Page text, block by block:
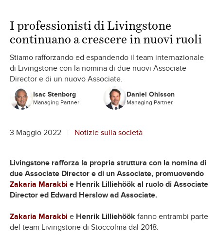
I professionisti di Livingstone
continuano a crescere in nuovi ruoli
Stiamo rafforzando ed espandendo il team internazionale
di Livingstone con la nomina di due nuovi Associate
Director e di un nuovo Associate.
Isac Stenborg
Managing Partner
Daniel Ohlsson
Managing Partner
3 Maggio 2022 Notizie sulla società
Livingstone rafforza la propria struttura con la nomina di
due Associate Director e di un Associate, promuovendo
Zakaria Marakbi e Henrik Lilliehöök al ruolo di Associate
Director ed Edward Herslow ad Associate.
Zakaria Marakbi e Henrik Lilliehöök fanno entrambi parte
del team Livingstone di Stoccolma dal 2018.